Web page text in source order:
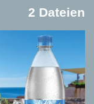
2 Dateien